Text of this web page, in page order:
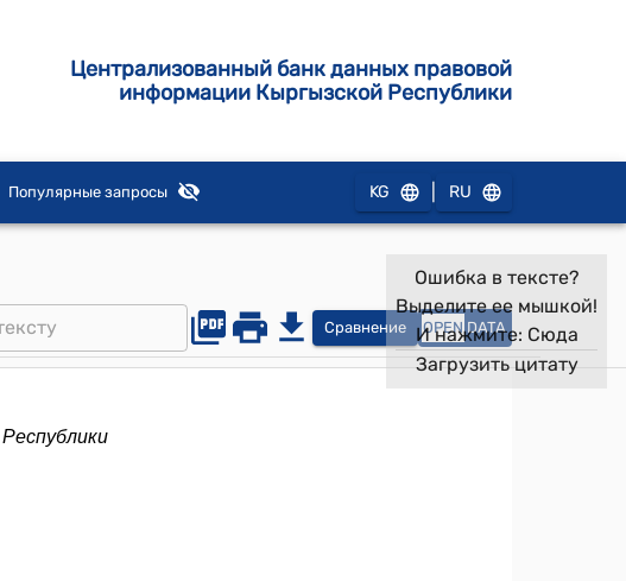
Централизованный банк данных правовой
информации Кыргызской Республики
Популярные запросы KG RU
Сравнение OPEN DATA
Ошибка в тексте?
Выделите ее мышкой!
И нажмите: Сюда
Загрузить цитату